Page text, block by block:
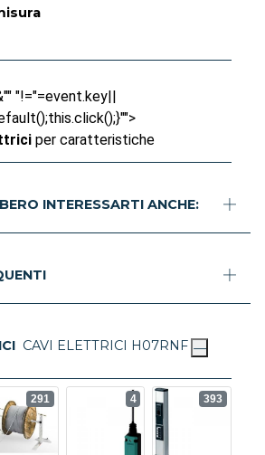
"!="=event.key||
per caratteristiche
INTERESSARTI ANCHE:
CAVI ELETTRICI H07RNF
291 4 393